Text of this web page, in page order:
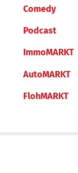
Comedy
Podcast
ImmoMARKT
AutoMARKT
FlohMARKT